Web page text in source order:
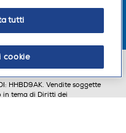
HHBD9AK. Vendite soggette
in tema di Diritti dei
tutti
cookie